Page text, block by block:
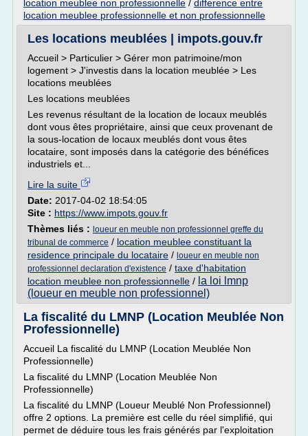
location meublee non professionnelle / difference entre
location meublee professionnelle et non professionnelle
Les locations meublées | impots.gouv.fr
Accueil > Particulier > Gérer mon patrimoine/mon
logement > J'investis dans la location meublée > Les
locations meublées
Les locations meublées
Les revenus résultant de la location de locaux meublés
dont vous êtes propriétaire, ainsi que ceux provenant de
la sous-location de locaux meublés dont vous êtes
locataire, sont imposés dans la catégorie des bénéfices
industriels et...
Lire la suite
Date: 2017-04-02 18:54:05
Site : https://www.impots.gouv.fr
Thèmes liés : loueur en meuble non professionnel greffe du
tribunal de commerce / location meublee constituant la
residence principale du locataire / loueur en meuble non
professionnel declaration d'existence / taxe d'habitation
location meublee non professionnelle / la loi lmnp
(loueur en meuble non professionnel)
La fiscalité du LMNP (Location Meublée Non
Professionnelle)
Accueil La fiscalité du LMNP (Location Meublée Non
Professionnelle)
La fiscalité du LMNP (Location Meublée Non
Professionnelle)
La fiscalité du LMNP (Loueur Meublé Non Professionnel)
offre 2 options. La première est celle du réel simplifié, qui
permet de déduire tous les frais générés par l'exploitation